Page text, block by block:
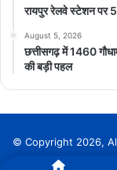
रायपुर रेलवे स्टेशन पर
August 5, 2026
छत्तीसगढ़ में 1460
की बड़ी पहल
© Copyright 2026,